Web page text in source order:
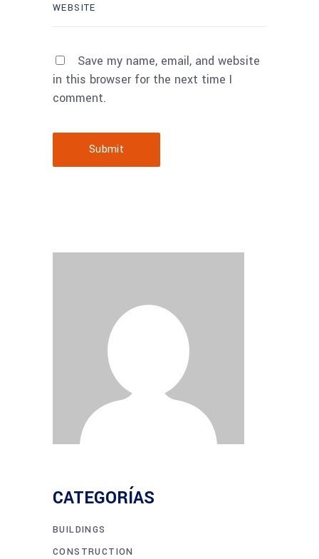
Save my name, email, and website
in this browser for the next time I
comment.
Submit
CATEGORÍAS
BUILDINGS
CONSTRUCTION